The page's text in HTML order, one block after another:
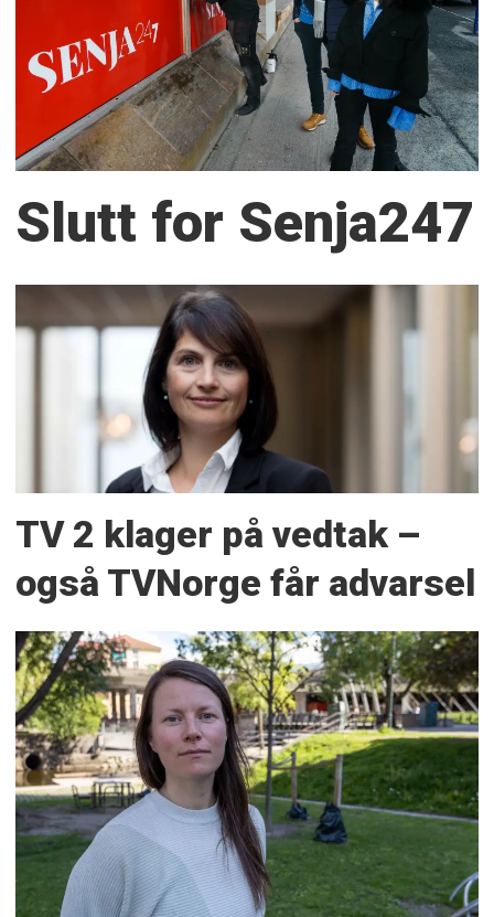
Slutt for Senja247
TV 2 klager på vedtak –
også TVNorge får advarsel